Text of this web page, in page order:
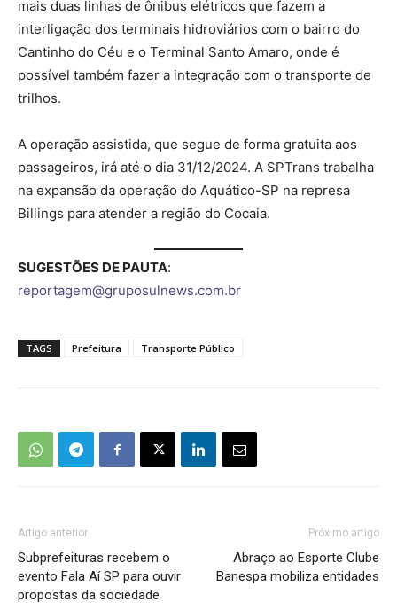
mais duas linhas de ônibus elétricos que fazem a
interligação dos terminais hidroviários com o bairro do
Cantinho do Céu e o Terminal Santo Amaro, onde é
possível também fazer a integração com o transporte de
trilhos.
A operação assistida, que segue de forma gratuita aos
passageiros, irá até o dia 31/12/2024. A SPTrans trabalha
na expansão da operação do Aquático-SP na represa
Billings para atender a região do Cocaia.
SUGESTÕES DE PAUTA:
reportagem@gruposulnews.com.br
TAGS Prefeitura Transporte Público
Artigo anterior
Subprefeituras recebem o
evento Fala Aí SP para ouvir
propostas da sociedade
Próximo artigo
Abraço ao Esporte Clube
Banespa mobiliza entidades